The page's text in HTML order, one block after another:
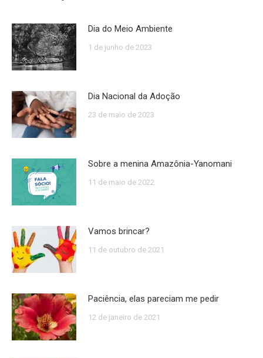
Dia do Meio Ambiente
1 de junho de 2023
Dia Nacional da Adoção
23 de maio de 2023
Sobre a menina Amazônia-Yanomani
11 de maio de 2022
Vamos brincar?
11 de outubro de 2021
Paciência, elas pareciam me pedir
12 de janeiro de 2021